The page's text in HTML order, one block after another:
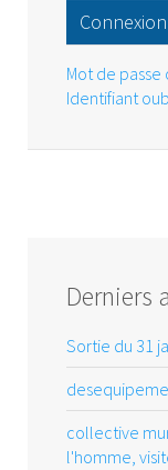
Connexion
Mot de passe
Identifiant
Derniers
Sortie du 31
collective
l'homme,